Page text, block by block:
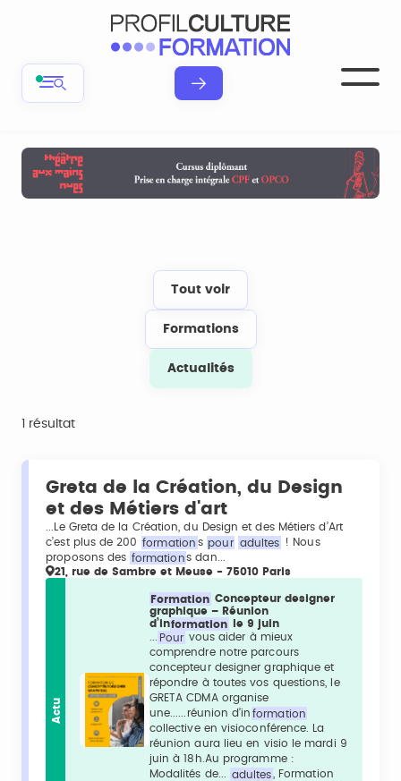
Tout voir
Formations
Actualités
1 résultat
Greta de la Création, du Design
et des Métiers d'art
...Le Greta de la Création, du Design et des Métiers d’Art
c’est plus de 200
formation s pour adultes
! Nous
proposons des formations dan...
21, rue de Sambre et Meuse - 75010 Paris
Actu
Formation Concepteur designer
graphique – Réunion
d’information
le 9 juin
Pour vous aider à mieux
comprendre notre parcours
concepteur designer graphique et
répondre à toutes vos questions, le
GRETA CDMA organise
une......réunion d’in formation
collective en visioconférence. La
réunion aura lieu en visio le mardi 9
juin à 18h.Au programme :
Modalités de...
adultes
, Formation